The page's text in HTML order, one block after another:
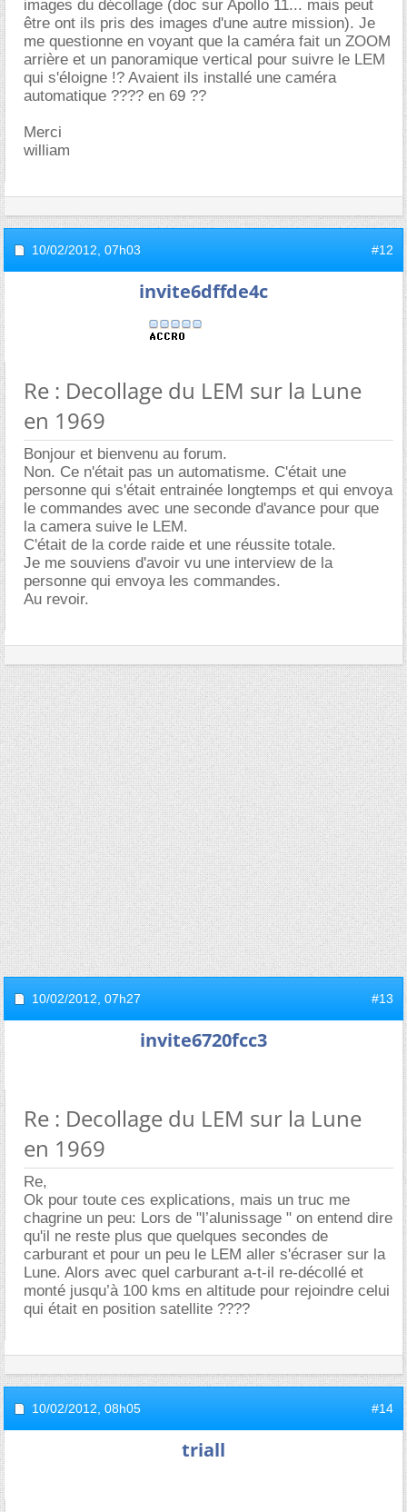
images du décollage (doc sur Apollo 11... mais peut
être ont ils pris des images d'une autre mission). Je
me questionne en voyant que la caméra fait un ZOOM
arrière et un panoramique vertical pour suivre le LEM
qui s'éloigne !? Avaient ils installé une caméra
automatique ???? en 69 ??
Merci
william
10/02/2012, 07h03 #12
invite6dffde4c
Re : Decollage du LEM sur la Lune
en 1969
Bonjour et bienvenu au forum.
Non. Ce n'était pas un automatisme. C'était une
personne qui s'était entrainée longtemps et qui envoya
le commandes avec une seconde d'avance pour que
la camera suive le LEM.
C'était de la corde raide et une réussite totale.
Je me souviens d'avoir vu une interview de la
personne qui envoya les commandes.
Au revoir.
10/02/2012, 07h27 #13
invite6720fcc3
Re : Decollage du LEM sur la Lune
en 1969
Re,
Ok pour toute ces explications, mais un truc me
chagrine un peu: Lors de "l’alunissage " on entend dire
qu'il ne reste plus que quelques secondes de
carburant et pour un peu le LEM aller s'écraser sur la
Lune. Alors avec quel carburant a-t-il re-décollé et
monté jusqu’à 100 kms en altitude pour rejoindre celui
qui était en position satellite ????
10/02/2012, 08h05 #14
triall